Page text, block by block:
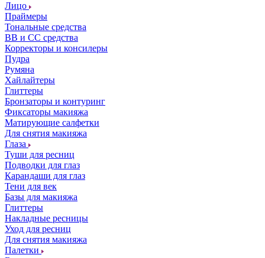
Лицо
Праймеры
Тональные средства
ВВ и СС средства
Корректоры и консилеры
Пудра
Румяна
Хайлайтеры
Глиттеры
Бронзаторы и контуринг
Фиксаторы макияжа
Матирующие салфетки
Для снятия макияжа
Глаза
Туши для ресниц
Подводки для глаз
Карандаши для глаз
Тени для век
Базы для макияжа
Глиттеры
Накладные ресницы
Уход для ресниц
Для снятия макияжа
Палетки